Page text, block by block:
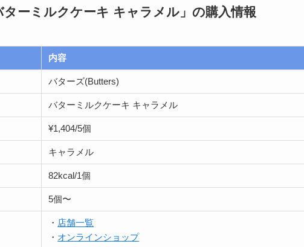
ーミルクケーキ キャラメル」 の購入情報
内容
バターズ(Butters)
バターミルクケーキ キャラメル
¥1,404/5個
キャラメル
82kcal/1個
5個〜
・ 店舗一覧
・ オンラインショップ